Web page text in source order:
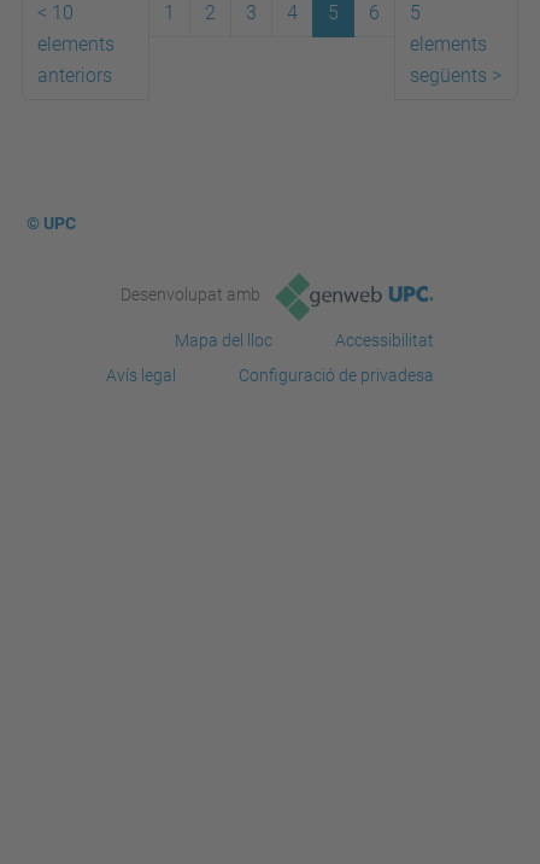
< 10
elements
anteriors
1 2 3 4 5 6
5
elements
següents >
© UPC
Desenvolupat amb
Mapa del lloc
Accessibilitat
Avís legal
Configuració de privadesa